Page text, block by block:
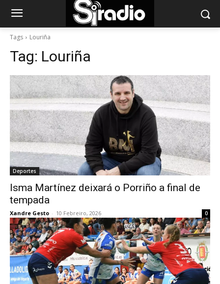
Tags Louriña
Tag: Louriña
Deportes
Isma Martínez deixará o Porriño a final de
tempada
Xandre Gesto - 10 Febreiro, 2026 0